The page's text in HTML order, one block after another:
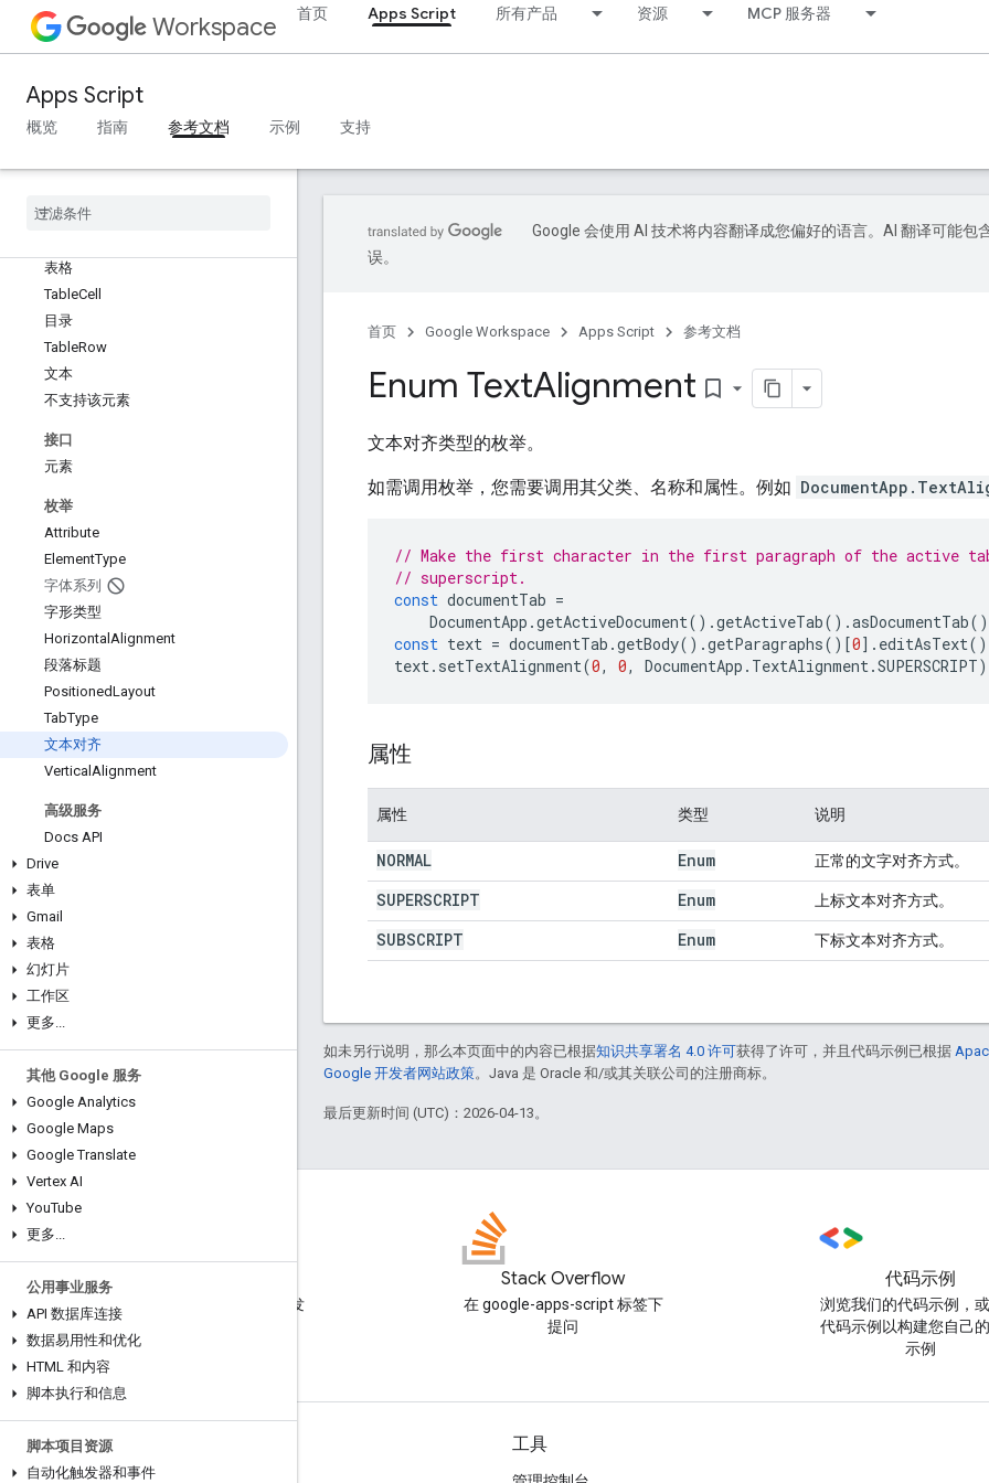
Workspace 首页 Apps Script 所有产品 资源 MCP 服务器
Apps Script
概览 指南 参考文档 示例 支持
段落
人称
定位的图片
范围
富媒体链接
表格
TableCell
目录
TableRow
文本
不支持该元素
接口
元素
枚举
Attribute
ElementType
字体系列
字形类型
Horizontal Alignment
段落标题
PositionedLayout
TabType
文本对齐
Vertical Alignment
高级服务
Docs API
Drive
表单
Gmail
表格
幻灯片
工作区
更多...
其他 Google 服务
Google Analytics
Google Maps
Google Translate
Vertex AI
YouTube
更多...
公用事业服务
API 数据库连接
数据易用性和优化
HTML 和内容
脚本执行和信息
脚本项目资源
自动化触发器和事件
Google 会使用 AI 技术将内容翻译成您偏好的语言。AI 翻译可能包
误。
首页 Google Workspace Apps Script 参考文档
Enum TextAlignment bookmark_border
文本对齐类型的枚举。
如需调用枚举，您需要调用其父类、名称和属性。例如
// Make the first character in the first paragraph of the active
// superscript.
const documentTab =
DocumentApp .getActiveDocument().getActiveTab().asDocumentTab
const text = documentTab .getBody().getParagraphs()[0]. editAsText
text. setTextAlignment(0, 0, DocumentApp . TextAlignment.SUPERSCRIPT
属性
属性 类型 说明
NORMAL Enum 正常的文字对齐方式。
SUPERSCRIPT Enum 上标文本对齐方式。
SUBSCRIPT Enum 下标文本对齐方式。
如未另行说明，那么本页面中的内容已根据知识共享署名 4.0 许可获得了许可，并且代码示例已根据
Google 开发者网站政策。Java 是 Oracle 和/或其关联公司的注册商标。
最后更新时间 (UTC)：2026-04-13。
阅读 Google Workspace 开发
Stack Overflow
在 google-apps-script 标签下
提问
代码示例
浏览我们的代码示例，
代码示例以构建您自己
示例
面向开发者的 Google Workspace 工具